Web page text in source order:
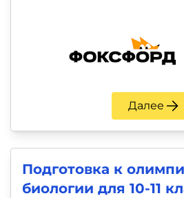
Далее
Подготовка к
биологии для 10-11